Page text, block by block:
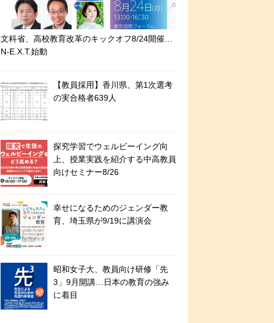
文科省、高校教育改革のキックオフ8/24開催…
N-E.X.T.始動
【教員採用】香川県、第1次選考
の実合格者639人
探究学習でウェルビーイング向
上、授業実践を紹介する中高教員
向けセミナー8/26
幸せになるためのジェンダー教
育、埼玉県が9/19に講演会
昭和女子大、教員向け研修「先
3」9月開講…日本の教育の強み
に着目